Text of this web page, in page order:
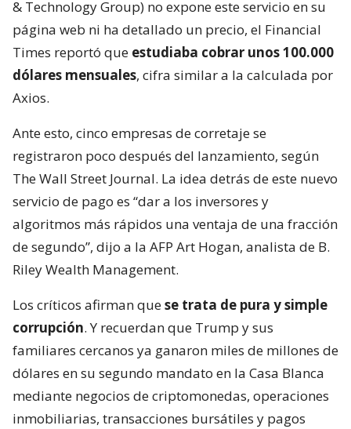
& Technology Group) no expone este servicio en su
página web ni ha detallado un precio, el Financial
Times reportó que estudiaba cobrar unos 100.000
dólares mensuales, cifra similar a la calculada por
Axios.
Ante esto, cinco empresas de corretaje se
registraron poco después del lanzamiento, según
The Wall Street Journal. La idea detrás de este nuevo
servicio de pago es “dar a los inversores y
algoritmos más rápidos una ventaja de una fracción
de segundo”, dijo a la AFP Art Hogan, analista de B.
Riley Wealth Management.
Los críticos afirman quese trata de pura y simple
corrupción. Y recuerdan que Trump y sus
familiares cercanos ya ganaron miles de millones de
dólares en su segundo mandato en la Casa Blanca
mediante negocios de criptomonedas, operaciones
inmobiliarias, transacciones bursátiles y pagos